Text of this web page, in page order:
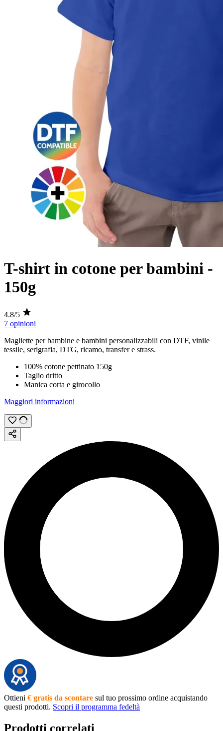
T-shirt in cotone per bambini -
150g
4.8/5
7 opinioni
Magliette per bambine e bambini personalizzabili con DTF, vinile
tessile, serigrafia, DTG, ricamo, transfere strass.
100% cotone pettinato 150g
Taglio dritto
Manica corta e girocollo
Maggiori informazioni
Ottieni € gratis da scontare sul tuo prossimo ordine acquistando
questi prodotti. Scopri il programma fedeltà
Prodotti correlati